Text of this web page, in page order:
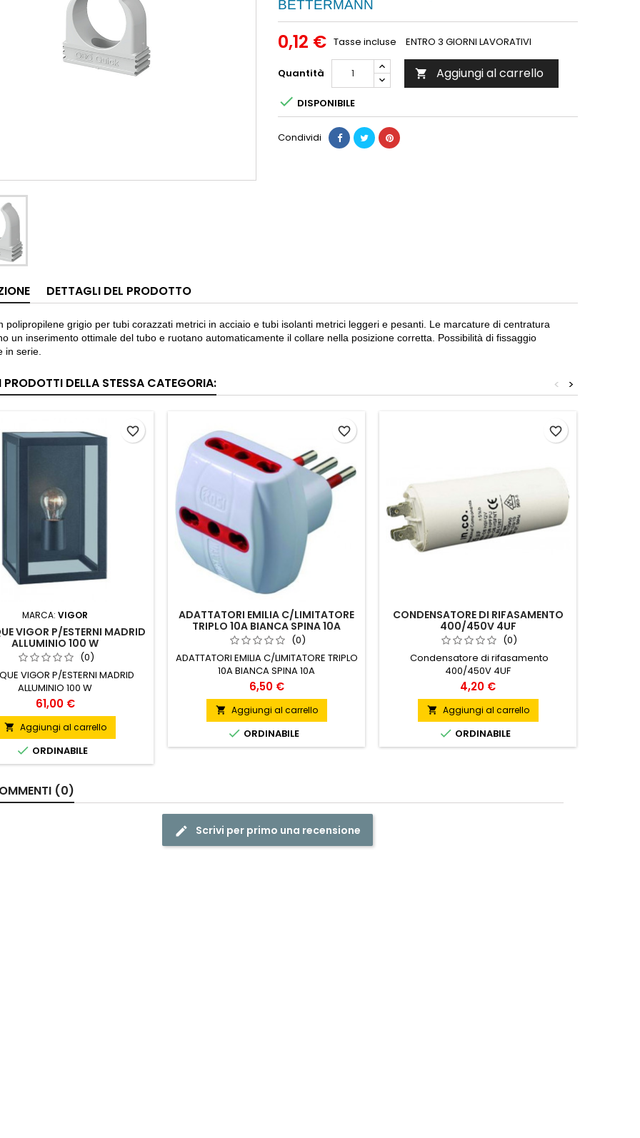
BETTERMANN
0,12 € Tasse incluse ENTRO 3 GIORNI LAVORATIVI
Quantità  Aggiungi al carrello
 DISPONIBILE
Condividi
DETTAGLI DEL PRODOTTO
polipropilene grigio per tubi corazzati metrici in acciaio e tubi isolanti metrici leggeri e pesanti. Le marcature di centratura
un inserimento ottimale del tubo e ruotano automaticamente il collare nella posizione corretta. Possibilità di fissaggio
in serie.
PRODOTTI DELLA STESSA CATEGORIA: >
<
MARCA: VIGOR
VIGOR P/ESTERNI MADRID
ALLUMINIO 100 W
(0)
VIGOR P/ESTERNI MADRID
ALLUMINIO 100 W
Prezzo
61,00 €
 Aggiungi al carrello
 ORDINABILE
favorite_border
ADATTATORI EMILIA C/LIMITATORE
TRIPLO 10A BIANCA SPINA 10A
(0)
ADATTATORI EMILIA C/LIMITATORE TRIPLO
10A BIANCA SPINA 10A
Prezzo
6,50 €
 Aggiungi al carrello
 ORDINABILE
favorite_border
CONDENSATORE DI RIFASAMENTO
400/450V 4UF
(0)
Condensatore di rifasamento
400/450V 4UF
Prezzo
4,20 €
 Aggiungi al carrello
 ORDINABILE
favorite_border
(0)
Scrivi per primo una recensione